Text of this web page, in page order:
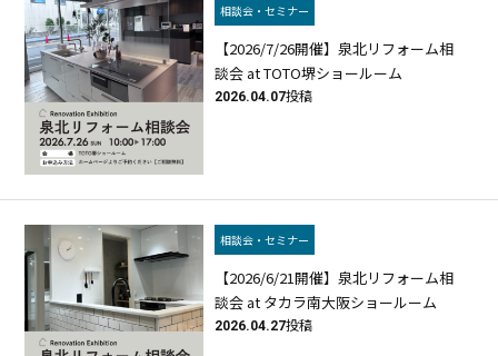
相談会・セミナー
【2026/7/26開催】泉北リフォーム相
談会 at TOTO堺ショールーム
2026.04.07投稿
相談会・セミナー
【2026/6/21開催】泉北リフォーム相
談会 at タカラ南大阪ショールーム
2026.04.27投稿